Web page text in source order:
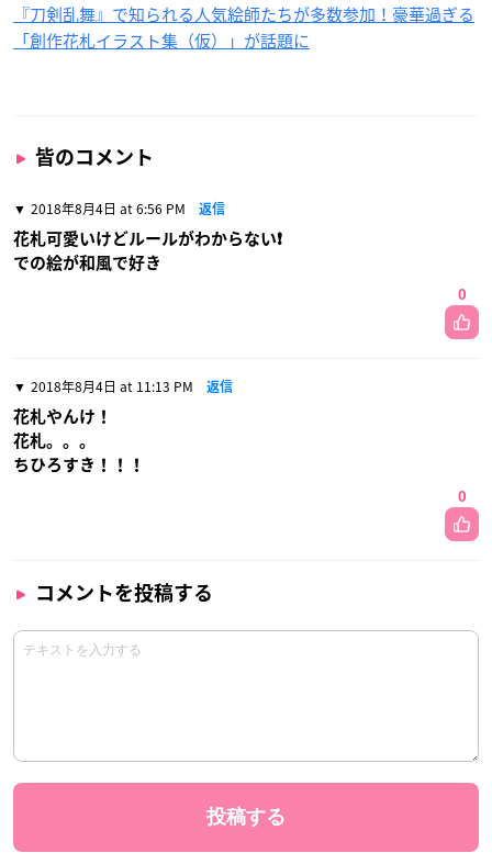
『刀剣乱舞』で知られる人気絵師たちが多数参加！豪華過ぎる
「創作花札イラスト集（仮）」が話題に
皆のコメント
2018年8月4日 at 6:56 PM 返信
花札可愛いけどルールがわからない❗
での絵が和風で好き
0
2018年8月4日 at 11:13 PM 返信
花札やんけ！
花札。。。
ちひろすき！！！
0
コメントを投稿する